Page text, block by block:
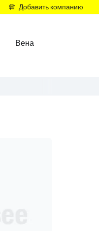
Добавить компанию
Вена